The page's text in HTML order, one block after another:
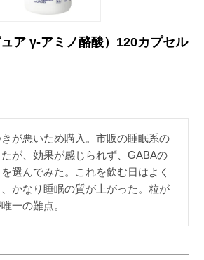
ア γ-アミノ酪酸）120カプセル
が悪いため購入。市販の睡眠系の
が、効果が感じられず、GABAの
選んでみた。これを飲む日はよく
かなり睡眠の質が上がった。粒が
一の難点。